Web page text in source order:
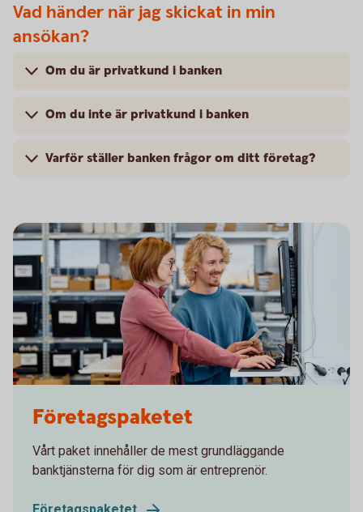
Vad händer när jag skickat in min
ansökan?
Om du är privatkund i banken
Om du inte är privatkund i banken
Varför ställer banken frågor om ditt företag?
Företagspaketet
Vårt paket innehåller de mest grundläggande
banktjänsterna för dig som är entreprenör.